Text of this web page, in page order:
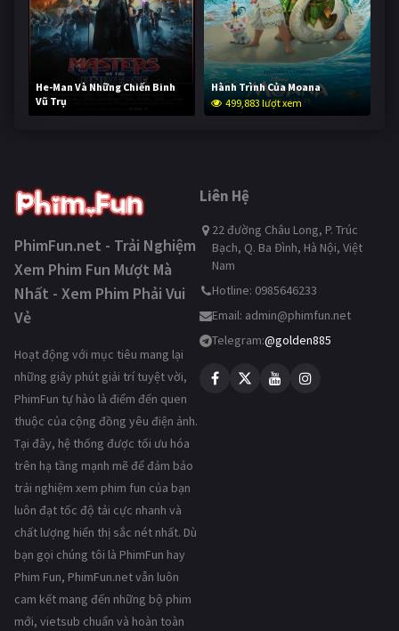
He-Man Và Những Chiến Binh
Vũ Trụ
249,341 lượt xem
Hành Trình Của Moana
499,883 lượt xem
PhimFun.net - Trải Nghiệm
Xem Phim Fun Mượt Mà
Nhất - Xem Phim Phải Vui
Vẻ
Hoạt động với mục tiêu mang lại
những giây phút giải trí tuyệt vời,
PhimFun tự hào là điểm đến quen
thuộc của cộng đồng yêu điện ảnh.
Tại đây, hệ thống được tối ưu hóa
trên hạ tầng mạnh mẽ để đảm bảo
trải nghiệm xem phim fun của bạn
luôn đạt tốc độ tải cực nhanh và
chất lượng hiển thị sắc nét nhất. Dù
bạn gọi chúng tôi là PhimFun hay
Phim Fun, PhimFun.net vẫn luôn
cam kết mang đến những bộ phim
mới, vietsub chuẩn và hoàn toàn
Liên Hệ
22 đường Châu Long, P. Trúc
Bạch, Q. Ba Đình, Hà Nội, Việt
Nam
Hotline: 0985646233
Email: admin@phimfun.net
Telegram:@golden885